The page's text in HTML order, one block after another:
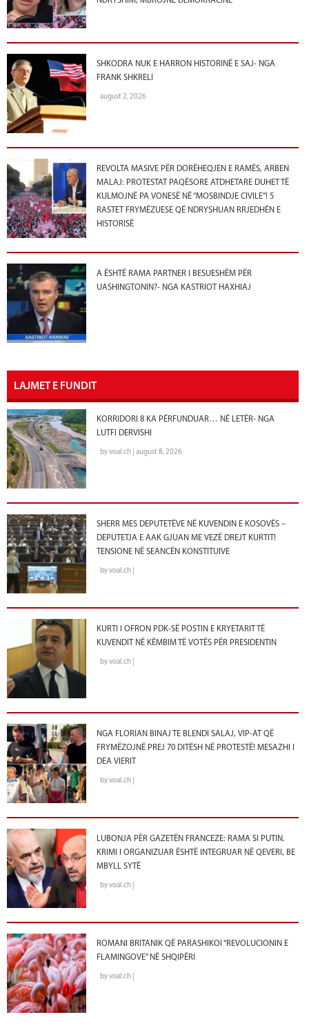
SHKODRA NUK E HARRON HISTORINË E SAJ- NGA
FRANK SHKRELI
august 2, 2026
REVOLTA MASIVE PËR DORËHEQJEN E RAMËS, ARBEN
MALAJ: PROTESTAT PAQËSORE ATDHETARE DUHET TË
KULMOJNË PA VONESË NË “MOSBINDJE CIVILE”! 5
RASTET FRYMËZUESE QË NDRYSHUAN RRJEDHËN E
HISTORISË
A ËSHTË RAMA PARTNER I BESUESHËM PËR
UASHINGTONIN?- NGA KASTRIOT HAXHIAJ
LAJMET E FUNDIT
KORRIDORI 8 KA PËRFUNDUAR… NË LETËR- NGA
LUTFI DERVISHI
by voal.ch | august 8, 2026
SHERR MES DEPUTETËVE NË KUVENDIN E KOSOVËS –
DEPUTETJA E AAK GJUAN ME VEZË DREJT KURTIT!
TENSIONE NË SEANCËN KONSTITUIVE
by voal.ch |
KURTI I OFRON PDK-SË POSTIN E KRYETARIT TË
KUVENDIT NË KËMBIM TË VOTËS PËR PRESIDENTIN
by voal.ch |
NGA FLORIAN BINAJ TE BLENDI SALAJ, VIP-AT QË
FRYMËZOJNË PREJ 70 DITËSH NË PROTESTË! MESAZHI I
DEA VIERIT
by voal.ch |
LUBONJA PËR GAZETËN FRANCEZE: RAMA SI PUTIN.
KRIMI I ORGANIZUAR ËSHTË INTEGRUAR NË QEVERI, BE
MBYLL SYTË
by voal.ch |
ROMANI BRITANIK QË PARASHIKOI “REVOLUCIONIN E
FLAMINGOVE” NË SHQIPËRI
by voal.ch |